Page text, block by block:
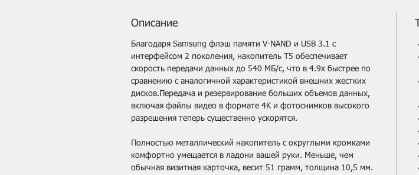
Описание
Благодаря Samsung флэш памяти V-NAND и USB 3.1 с
интерфейсом 2 поколения, накопитель T5 обеспечивает
скорость передачи данных до 540 MБ/с, что в 4.9x быстрее по
сравнению с аналогичной характеристикой внешних жестких
дисков.Передача и резервирование больших объемов данных,
включая файлы видео в формате 4K и фотоснимков высокого
разрешения теперь существенно ускорятся.
Полностью металлический накопитель с округлыми кромками
комфортно умещается в ладони вашей руки. Меньше, чем
обычная визитная карточка, весит 51 грамм, толщина 10,5 мм.